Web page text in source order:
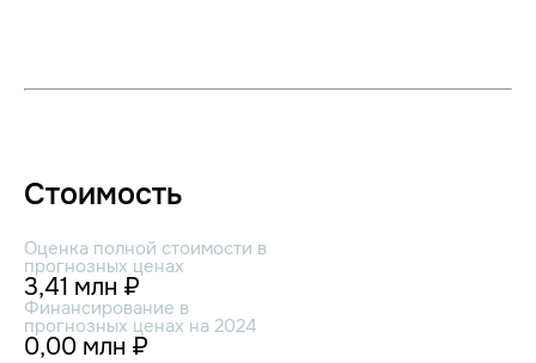
Стоимость
Оценка полной стоимости в
прогнозных ценах
3,41 млн ₽
Финансирование в
прогнозных ценах на 2024
0,00 млн ₽